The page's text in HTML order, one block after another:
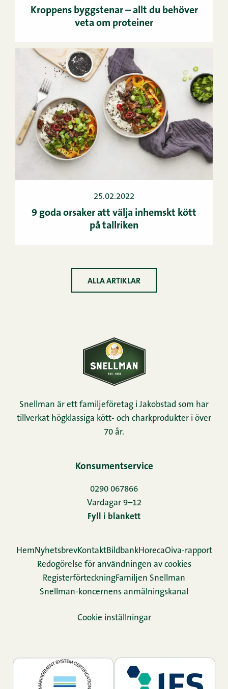
Kroppens byggstenar – allt du behöver
veta om proteiner
25.02.2022
9 goda orsaker att välja inhemskt kött
på tallriken
ALLA ARTIKLAR
Snellman är ett familjeföretag i Jakobstad som har
tillverkat högklassiga kött- och charkprodukter i över
70 år.
Konsumentservice
0290 067866
Vardagar 9–12
Fyll i blankett
HemNyhetsbrevKontaktBildbankHorecaOiva-rapport
Redogörelse för användningen av cookies
Re­gis­ter­för­teck­ningFamiljen Snellman
Snellman-koncernens anmälningskanal
Cookie inställningar